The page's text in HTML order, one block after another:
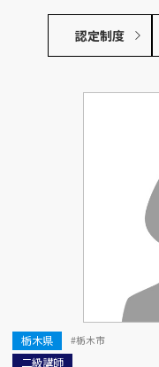
認定制度
栃木県 #栃木市
二級講師